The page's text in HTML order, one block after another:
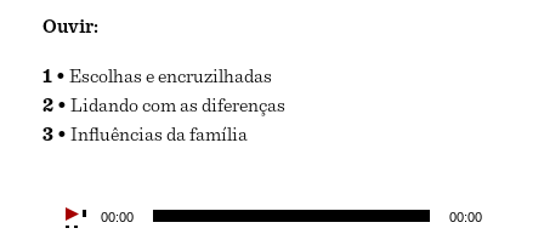
Ouvir:
Escolhas e encruzilhadas
Lidando com as diferenças
Influências da família
Tocador
00:00 00:00